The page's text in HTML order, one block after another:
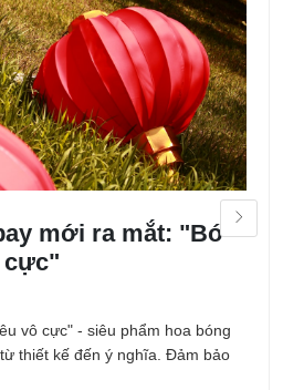
mới ra mắt: "Bó
cực"
vô cực" - siêu phẩm hoa bóng
thiết kế đến ý nghĩa. Đảm bảo